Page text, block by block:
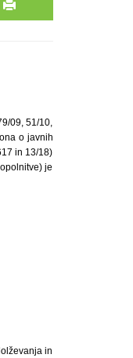
09, 51/10,
o javnih
in 13/18)
je
in